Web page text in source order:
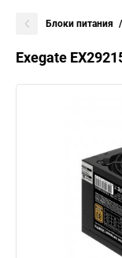
Блоки питания
Exegate